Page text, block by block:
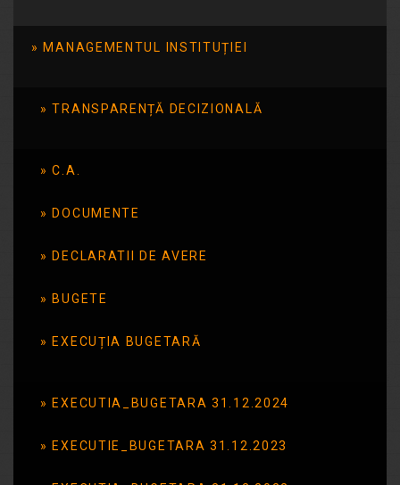
MANAGEMENTUL INSTITUȚIEI
TRANSPARENȚĂ DECIZIONALĂ
C.A.
DOCUMENTE
DECLARATII DE AVERE
BUGETE
EXECUȚIA BUGETARĂ
EXECUTIA_BUGETARA 31.12.2024
EXECUTIE_BUGETARA 31.12.2023
FINALE CONCURS
13.11.2025
Citește mai mult
REZULTAT PROBA
POST SECRETAR
Rezultate proba scrisa concurs secretar